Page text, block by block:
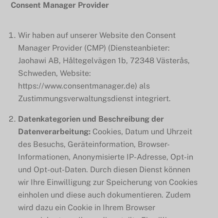
Consent Manager Provider
Wir haben auf unserer Website den Consent
Manager Provider (CMP) (Diensteanbieter:
Jaohawi AB, Håltegelvägen 1b, 72348 Västerås,
Schweden, Website:
https://www.consentmanager.de) als
Zustimmungsverwaltungsdienst integriert.
Datenkategorien und Beschreibung der
Datenverarbeitung: Cookies, Datum und Uhrzeit
des Besuchs, Geräteinformation, Browser-
Informationen, Anonymisierte IP-Adresse, Opt-in
und Opt-out-Daten. Durch diesen Dienst können
wir Ihre Einwilligung zur Speicherung von Cookies
einholen und diese auch dokumentieren. Zudem
wird dazu ein Cookie in Ihrem Browser